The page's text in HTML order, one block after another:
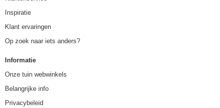
Inspiratie
Klant ervaringen
Op zoek naar iets anders?
Informatie
Onze tuin webwinkels
Belangrijke info
Privacybeleid